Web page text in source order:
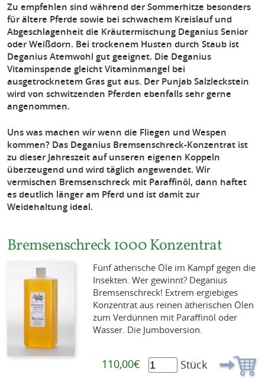
Zu empfehlen sind während der Sommerhitze besonders
für ältere Pferde sowie bei schwachem Kreislauf und
Abgeschlagenheit die Kräutermischung Deganius Senior
oder Weißdorn. Bei trockenem Husten durch Staub ist
Deganius Atemwohl gut geeignet. Die Deganius
Vitaminspende gleicht Vitaminmangel bei
ausgetrocknetem Gras gut aus. Der Punjab Salzleckstein
wird von schwitzenden Pferden ebenfalls sehr gerne
angenommen.
Uns was machen wir wenn die Fliegen und Wespen
kommen? Das Deganius Bremsenschreck-Konzentrat ist
zu dieser Jahreszeit auf unseren eigenen Koppeln
überzeugend und wird täglich angewendet. Wir
vermischen Bremsenschreck mit Paraffinöl, dann haftet
es deutlich länger am Pferd und ist damit zur
Weidehaltung ideal.
Bremsenschreck 1000 Konzentrat
Fünf ätherische Öle im Kampf gegen die
Insekten. Wer gewinnt? Deganius
Bremsenschreck! Extrem ergiebiges
Konzentrat aus reinen ätherischen Ölen
zum Verdünnen mit Paraffinöl oder
Wasser. Die Jumboversion.
110,00€ Stück